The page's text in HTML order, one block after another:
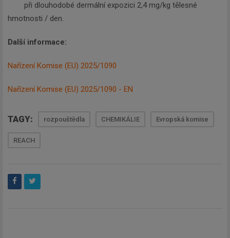
při dlouhodobé dermální expozici 2,4 mg/kg tělesné
hmotnosti / den.
Další informace:
Nařízení Komise (EU) 2025/1090
Nařízení Komise (EU) 2025/1090 - EN
TAGY: rozpouštědla CHEMIKÁLIE Evropská komise
REACH